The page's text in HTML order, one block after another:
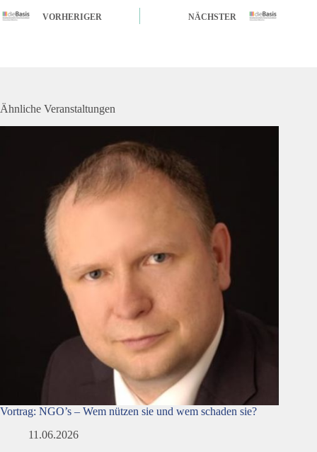
VORHERIGER NÄCHSTER
Ähnliche Veranstaltungen
Vortrag: NGO’s – Wem nützen sie und wem schaden sie?
11.06.2026